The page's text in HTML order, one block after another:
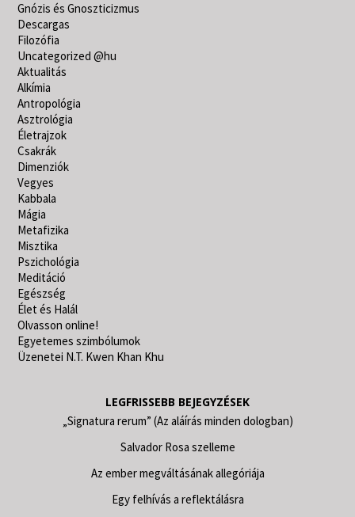
Gnózis és Gnoszticizmus
Descargas
Filozófia
Uncategorized @hu
Aktualitás
Alkímia
Antropológia
Asztrológia
Életrajzok
Csakrák
Dimenziók
Vegyes
Kabbala
Mágia
Metafizika
Misztika
Pszichológia
Meditáció
Egészség
Élet és Halál
Olvasson online!
Egyetemes szimbólumok
Üzenetei N.T. Kwen Khan Khu
LEGFRISSEBB BEJEGYZÉSEK
„Signatura rerum” (Az aláírás minden dologban)
Salvador Rosa szelleme
Az ember megváltásának allegóriája
Egy felhívás a reflektálásra